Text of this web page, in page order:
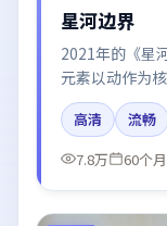
星河边界
2021年的《星
元素以动作为
宏、于和伟、
发讨论。
高清
流畅
7.8万
60个